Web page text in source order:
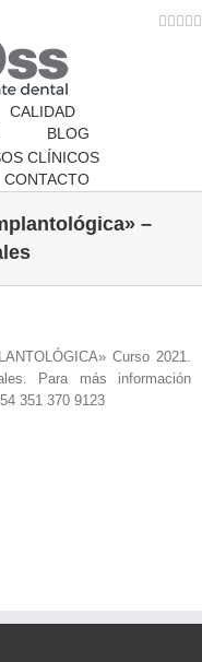
CALIDAD
BLOG
CLÍNICOS
CONTACTO
–
Curso 2021.
Para más información
351 370 9123